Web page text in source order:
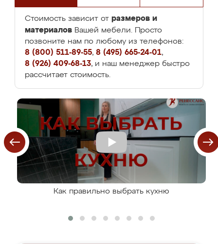
Стоимость зависит от размеров и
материалов Вашей мебели. Просто
позвоните нам по любому из телефонов:
8 (800) 511-89-55, 8 (495) 665-24-01,
8 (926) 409-68-13, и наш менеджер быстро
рассчитает стоимость.
Как правильно выбрать кухню